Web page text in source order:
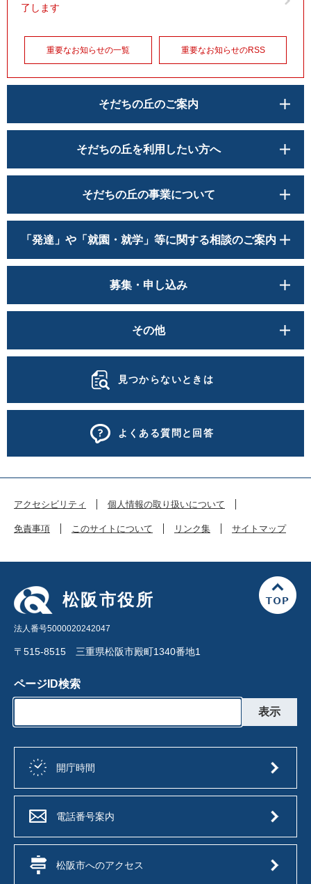
了します
重要なお知らせの一覧 重要なお知らせのRSS
そだちの丘のご案内
そだちの丘を利用したい方へ
そだちの丘の事業について
「発達」や「就園・就学」等に関する相談のご案内
募集・申し込み
その他
見つからないときは
よくある質問と回答
アクセシビリティ 個人情報の取り扱いについて
免責事項 このサイトについて リンク集 サイトマップ
松阪市役所
法人番号5000020242047
〒515-8515 三重県松阪市殿町1340番地1
ページID検索
開庁時間
電話番号案内
松阪市へのアクセス